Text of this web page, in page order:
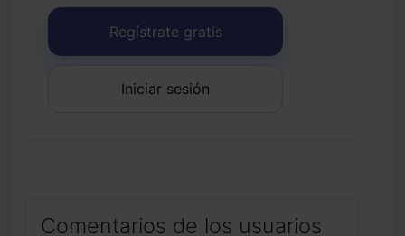
Regístrate gratis
Iniciar sesión
Comentarios de los usuarios